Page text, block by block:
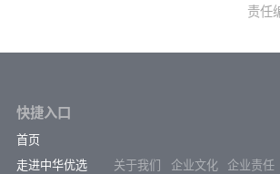
责任
快捷入口
首页
走进中华优选
关于我们 企业文化 企业责任